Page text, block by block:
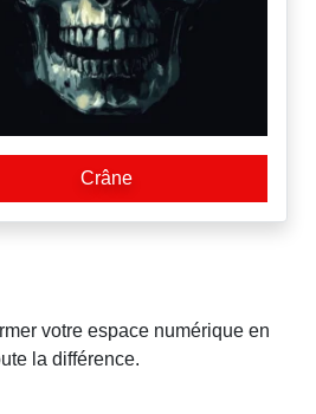
Crâne
votre espace numérique en
la différence.